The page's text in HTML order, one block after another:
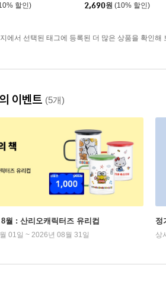
할인)
2,690원 (10% 할인)
에서 선택된 태그에 등록된 더 많은 상품을 확인해
이벤트 (5개)
월 : 산리오캐릭터즈 유리컵
01일 ~ 2026년 08월 31일
정
상